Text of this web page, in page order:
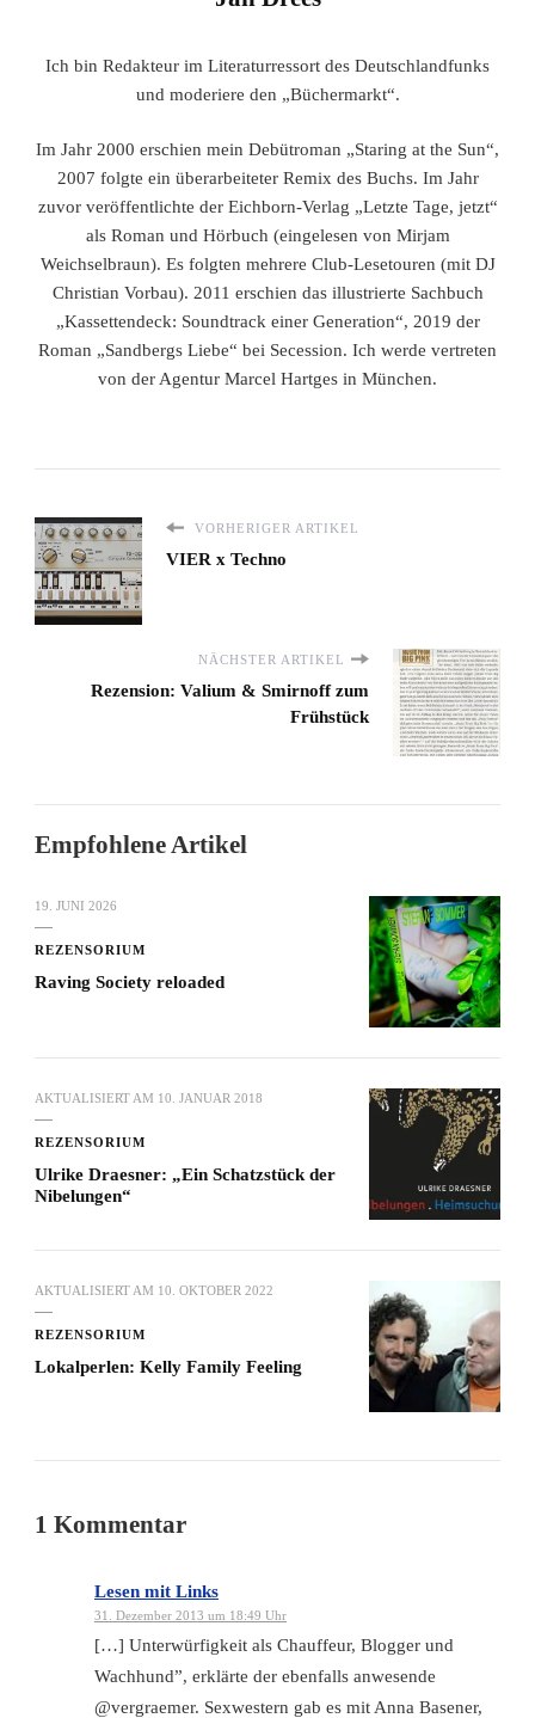
Ich bin Redakteur im Literaturressort des Deutschlandfunks
und moderiere den „Büchermarkt“.
Im Jahr 2000 erschien mein Debütroman „Staring at the Sun“,
2007 folgte ein überarbeiteter Remix des Buchs. Im Jahr
zuvor veröffentlichte der Eichborn-Verlag „Letzte Tage, jetzt“
als Roman und Hörbuch (eingelesen von Mirjam
Weichselbraun). Es folgten mehrere Club-Lesetouren (mit DJ
Christian Vorbau). 2011 erschien das illustrierte Sachbuch
„Kassettendeck: Soundtrack einer Generation“, 2019 der
Roman „Sandbergs Liebe“ bei Secession. Ich werde vertreten
von der Agentur Marcel Hartges in München.
VORHERIGER ARTIKEL
VIER x Techno
NÄCHSTER ARTIKEL
Rezension: Valium & Smirnoff zum
Frühstück
Empfohlene Artikel
19. JUNI 2026
REZENSORIUM
Raving Society reloaded
AKTUALISIERT AM 10. JANUAR 2018
REZENSORIUM
Ulrike Draesner: „Ein Schatzstück der
Nibelungen“
AKTUALISIERT AM 10. OKTOBER 2022
REZENSORIUM
Lokalperlen: Kelly Family Feeling
1 Kommentar
Lesen mit Links
31. Dezember 2013 um 18:49 Uhr
[…] Unterwürfigkeit als Chauffeur, Blogger und
Wachhund”, erklärte der ebenfalls anwesende
@vergraemer. Sexwestern gab es mit Anna Basener,